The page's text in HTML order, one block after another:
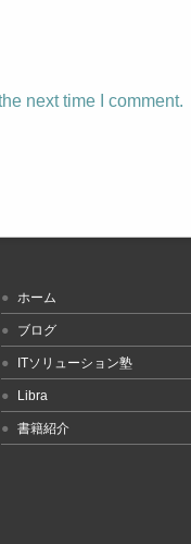
next time I comment.
ホーム
ブログ
ITソリューション塾
Libra
書籍紹介